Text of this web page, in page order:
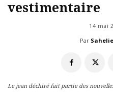
vestimentaire
14 mai
Par
Le jean déchiré fait partie des